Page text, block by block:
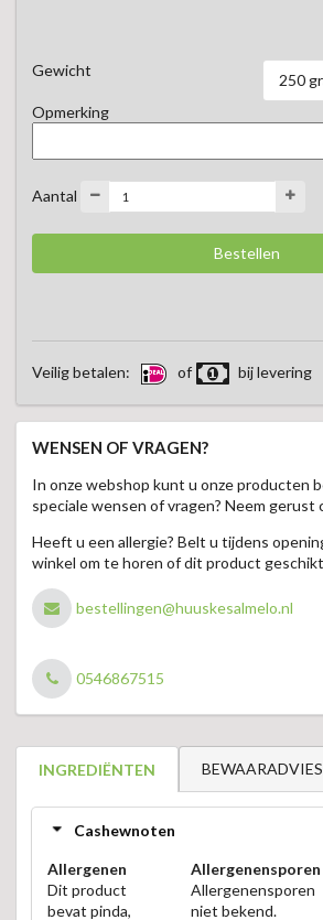
jouw voorkeur heeft.
Gewicht
250
Opmerking
Aantal
Veilig betalen: of bij levering
WENSEN OF VRAGEN?
In onze webshop kunt u onze producten
speciale wensen of vragen? Neem
Heeft u een allergie? Belt u tijdens
winkel om te horen of dit product
bestellingen@huuskesalmelo.nl
0546867515
INGREDIËNTEN BEWAARADVIES
Cashewnoten
Allergenen
Dit product
bevat pinda,
Allergenensporen
Allergenensporen
niet bekend.